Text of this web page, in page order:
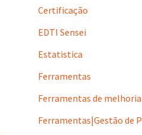
Certificação
EDTI Sensei
Estatistica
Ferramentas
Ferramentas de melhoria
Ferramentas|Gestão de